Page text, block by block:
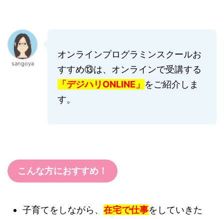
sangoya
オンラインプログラミンスクールお
すすめ⑬は、オンラインで受講する
「デジハリONLINE」 をご紹介しま
す。
こんな方におすすめ！
子育てをしながら、 在宅で仕事をしていきた